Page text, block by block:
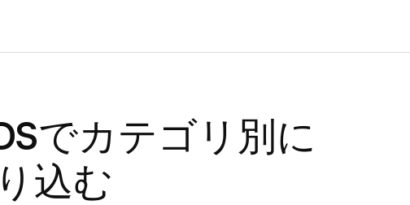
でカテゴリ別に
込む